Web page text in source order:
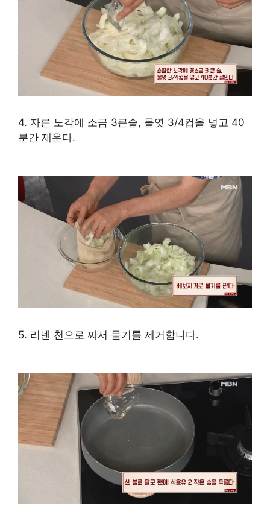
4. 자른 노각에 소금 3큰술, 물엿 3/4컵을 넣고 40
분간 재운다.
5. 리넨 천으로 짜서 물기를 제거합니다.